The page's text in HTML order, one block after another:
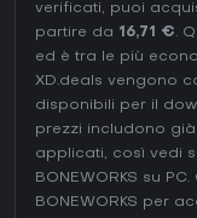
verificati, puoi
partire da 16,71 €.
ed è tra le più
XD.deals vengono
disponibili per il
prezzi includono
applicati, così vedi
BONEWORKS su PC.
BONEWORKS per